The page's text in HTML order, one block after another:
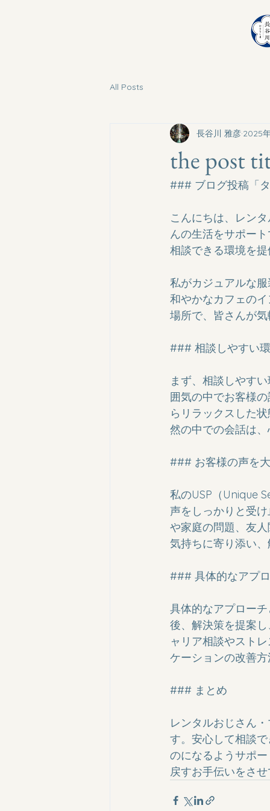
All Posts
the post
長谷川 雅彦 2025
### ブログ投稿「
こんにちは、レン
んの生活をサポー
相談できる環境を
私がカジュアルな
和やかなカフェの
場所で、皆さんが
### 相談しやすい
まず、相談しやす
囲気の中でお客様
らリラックスした
然の中での会話は
### お客様の声を
私のUSP（Unique
声をしっかりと受
や家庭の問題、友
気持ちに寄り添い
### 具体的なアプ
具体的なアプロー
後、解決策を提案
ャリア相談やスト
ケーションの改善
### まとめ
レンタルおじさん
す。安心して相談
のになるようサポ
戻すお手伝いをさ